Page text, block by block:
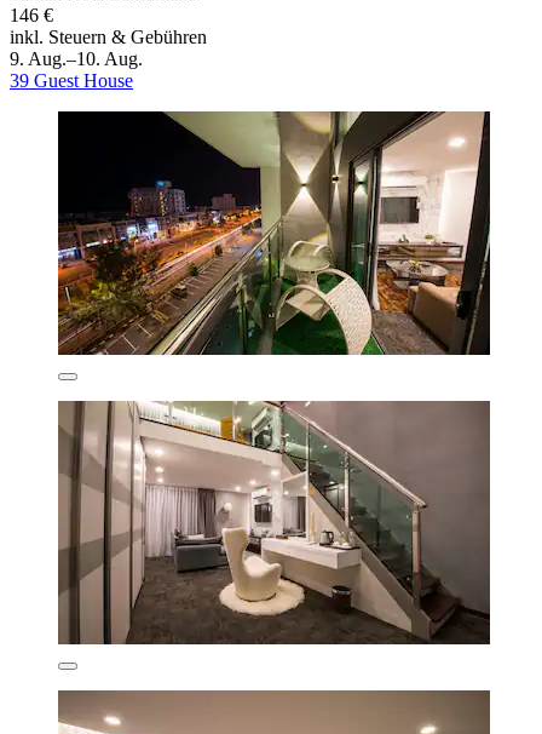
146 €
inkl. Steuern & Gebühren
9. Aug.–10. Aug.
39 Guest House